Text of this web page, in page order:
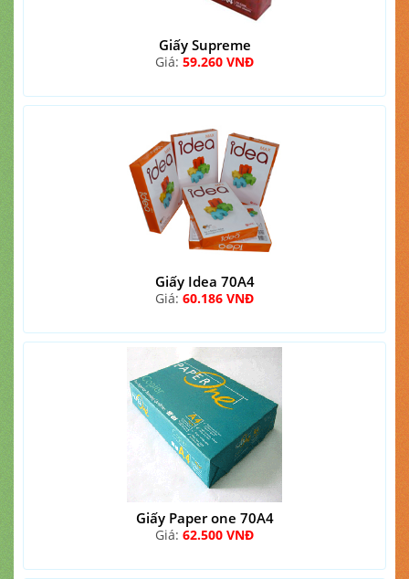
Giấy Supreme
Giá: 59.260 VNĐ
Giấy Idea 70A4
Giá: 60.186 VNĐ
Giấy Paper one 70A4
Giá: 62.500 VNĐ